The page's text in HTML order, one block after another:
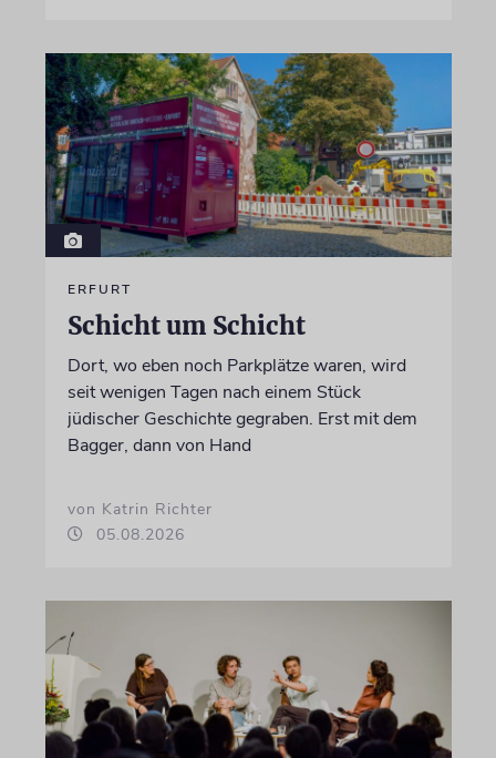
ERFURT
Schicht um Schicht
Dort, wo eben noch Parkplätze waren, wird
seit wenigen Tagen nach einem Stück
jüdischer Geschichte gegraben. Erst mit dem
Bagger, dann von Hand
von Katrin Richter
05.08.2026